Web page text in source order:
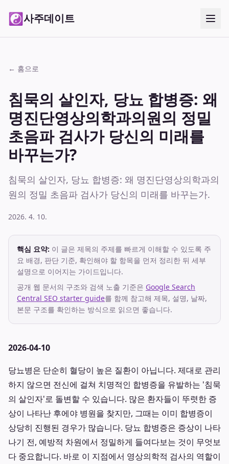
☯사주데이트
← 홈으로
침묵의 살인자, 당뇨 합병증: 왜
명진단영상의학과의원의 정밀
초음파 검사가 당신의 미래를
바꾸는가?
침묵의 살인자, 당뇨 합병증: 왜 명진단영상의학과의
원의 정밀 초음파 검사가 당신의 미래를 바꾸는가.
2026. 4. 10.
핵심 요약: 이 글은 제목의 주제를 빠르게 이해할 수 있도록 주
요 배경, 판단 기준, 확인해야 할 항목을 먼저 정리한 뒤 세부
설명으로 이어지는 가이드입니다.
공개 웹 문서의 구조와 검색 노출 기준은 Google Search
Central SEO starter guide를 함께 참고해 제목, 설명, 날짜,
본문 구조를 확인하는 방식으로 읽으면 좋습니다.
2026-04-10
당뇨병은 단순히 혈당이 높은 질환이 아닙니다. 제대로 관리
하지 않으면 전신에 걸쳐 치명적인 합병증을 유발하는 '침묵
의 살인자'로 돌변할 수 있습니다. 많은 환자들이 뚜렷한 증
상이 나타난 후에야 병원을 찾지만, 그때는 이미 합병증이
상당히 진행된 경우가 많습니다. 당뇨 합병증은 증상이 나타
나기 전, 예방적 차원에서 정밀하게 들여다보는 것이 무엇보
다 중요합니다. 바로 이 지점에서 영상의학적 검사의 역할이